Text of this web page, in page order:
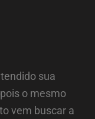
sua
o mesmo
vem buscar a